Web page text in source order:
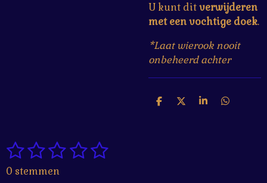
U kunt ditverwijderen
met een vochtige doek.
*Laat wierook nooit
onbeheerd achter
D
D
S
D
R
a
t
1
s
2
s
3
s
4 5
S
0 stemmen